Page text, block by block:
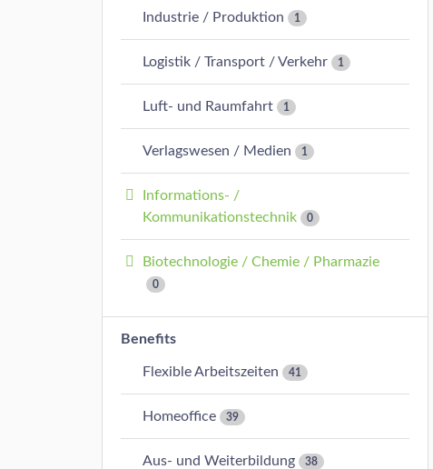
Industrie / Produktion 1
Logistik / Transport / Verkehr 1
Luft- und Raumfahrt 1
Verlagswesen / Medien 1
Informations- /
Kommunikationstechnik
0
Biotechnologie / Chemie / Pharmazie
0
Benefits
Flexible Arbeitszeiten 41
Homeoffice 39
Aus- und Weiterbildung 38